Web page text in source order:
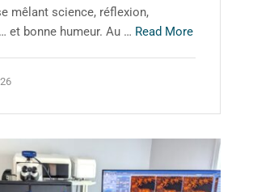
mêlant science, réflexion,
et bonne humeur. Au … Read More